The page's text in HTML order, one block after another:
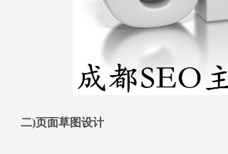
二)页面草图设计